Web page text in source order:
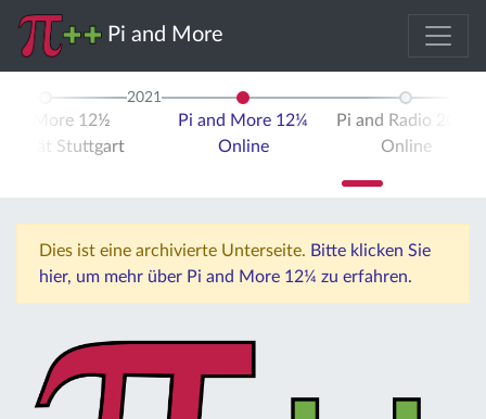
Pi and More
More 12½
Stuttgart
2021
Pi and More 12¼
Online
Pi and Radio 2021
Online
Dies ist eine archivierte Unterseite. Bitte klicken Sie
hier, um mehr über Pi and More 12¼ zu erfahren.